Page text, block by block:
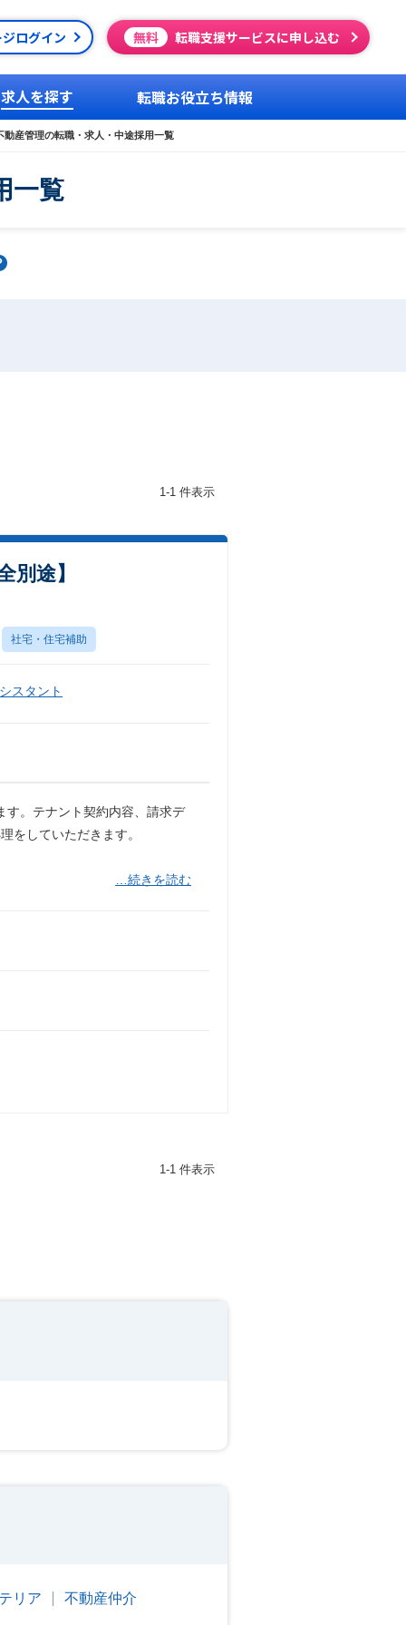
ログイン 無料 転職支援サービスに申し込む
求人を探す 転職お役立ち情報
動産管理の転職・求人・中途採用一覧
一覧
1-1 件表示
別途】
社宅・住宅補助
スタント
す。テナント契約内容、請求デ
をしていただきます。
…続きを読む
1-1 件表示
リア 不動産仲介